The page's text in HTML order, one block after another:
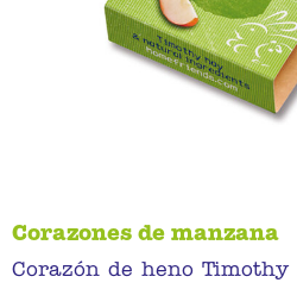
Corazones de manzana
Corazón de heno Timothy